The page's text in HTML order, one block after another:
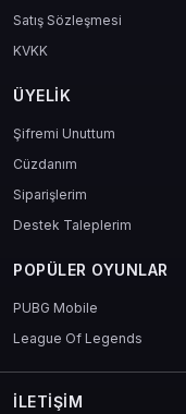
Satış Sözleşmesi
KVKK
ÜYELIK
Şifremi Unuttum
Cüzdanım
Siparişlerim
Destek Taleplerim
POPÜLER OYUNLAR
PUBG Mobile
League Of Legends
İLETIŞIM